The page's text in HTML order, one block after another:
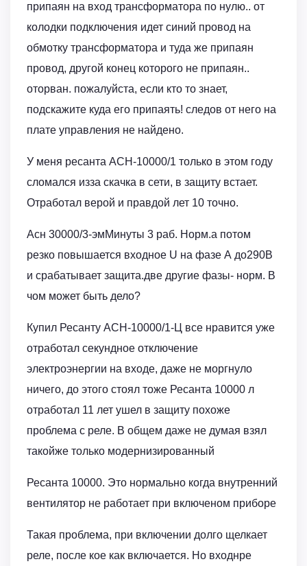
припаян на вход трансформатора по нулю.. от
колодки подключения идет синий провод на
обмотку трансформатора и туда же припаян
провод, другой конец которого не припаян..
оторван. пожалуйста, если кто то знает,
подскажите куда его припаять! следов от него на
плате управления не найдено.
У меня ресанта АСН-10000/1 только в этом году
сломался изза скачка в сети, в защиту встает.
Отработал верой и правдой лет 10 точно.
Асн 30000/3-эмМинуты 3 раб. Норм.а потом
резко повышается входное U на фазе А до290В
и срабатывает защита.две другие фазы- норм. В
чом может быть дело?
Купил Ресанту АСН-10000/1-Ц все нравится уже
отработал секундное отключение
электроэнергии на входе, даже не моргнуло
ничего, до этого стоял тоже Ресанта 10000 л
отработал 11 лет ушел в защиту похоже
проблема с реле. В общем даже не думая взял
такойже только модернизированный
Ресанта 10000. Это нормально когда внутренний
вентилятор не работает при включеном приборе
Такая проблема, при включении долго щелкает
реле, после кое как включается. Но входнре